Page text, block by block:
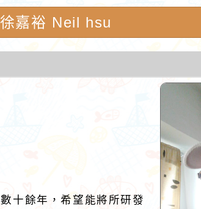
嘉裕 Neil hsu
十餘年，希望能將所研發